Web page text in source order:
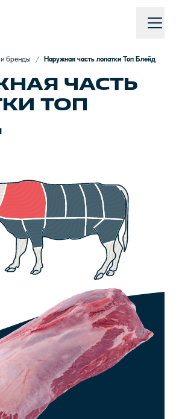
и бренды / Наружная часть лопатки Топ Блейд
ЧАСТЬ
ТОП